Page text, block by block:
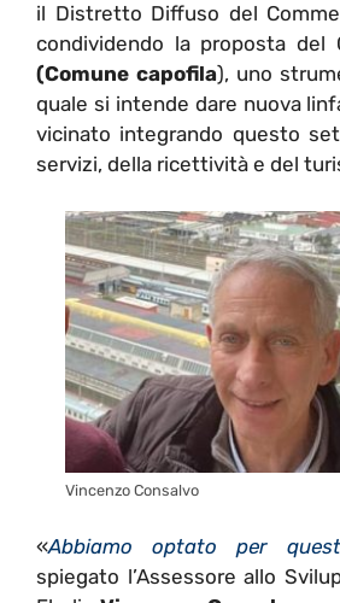
il Distretto Diffuso del
condividendo la proposta del
(Comune capofila), uno
quale si intende dare nuova
vicinato integrando questo
servizi, della ricettività e del
Vincenzo Consalvo
«Abbiamo optato per
spiegato l’Assessore allo